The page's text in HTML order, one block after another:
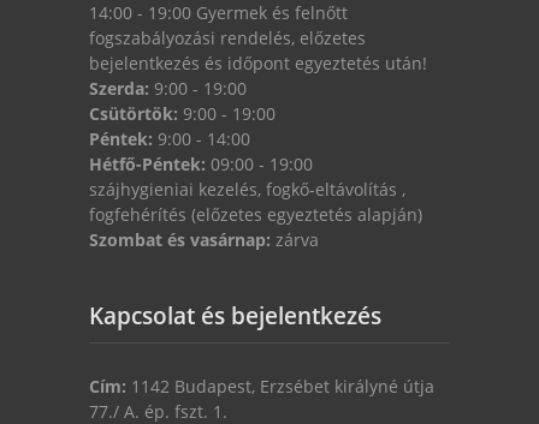
14:00 - 19:00 Gyermek és felnőtt
fogszabályozási rendelés, előzetes
bejelentkezés és időpont egyeztetés után!
Szerda: 9:00 - 19:00
Csütörtök: 9:00 - 19:00
Péntek: 9:00 - 14:00
Hétfő-Péntek: 09:00 - 19:00
szájhygieniai kezelés, fogkő-eltávolítás ,
fogfehérítés (előzetes egyeztetés alapján)
Szombat és vasárnap: zárva
Kapcsolat és bejelentkezés
Cím: 1142 Budapest, Erzsébet királyné útja
77./ A. ép. fszt. 1.